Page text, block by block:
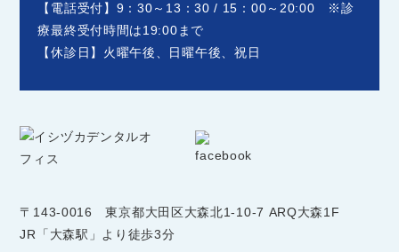
【電話受付】9：30～13：30 / 15：00～20:00 ※診
療最終受付時間は19:00まで
【休診日】火曜午後、日曜午後、祝日
〒143-0016東京都大田区大森北1-10-7 ARQ大森1F
JR「大森駅」より徒歩3分